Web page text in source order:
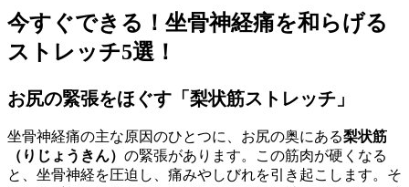
今すぐできる！坐骨神経痛を和らげる
ストレッチ5選！
お尻の緊張をほぐす「梨状筋ストレッチ」
坐骨神経痛の主な原因のひとつに、お尻の奥にある梨状筋
（りじょうきん） の緊張があります。この筋肉が硬くなる
と、坐骨神経を圧迫し、痛みやしびれを引き起こします。そ